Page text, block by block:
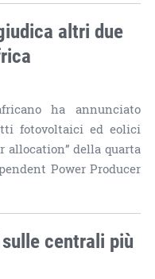
altri due
ha annunciato
fotovoltaici ed eolici
allocation” della quarta
Power Producer
centrali più